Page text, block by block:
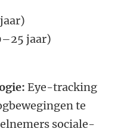
jaar)
Eye-tracking
te
sociale-